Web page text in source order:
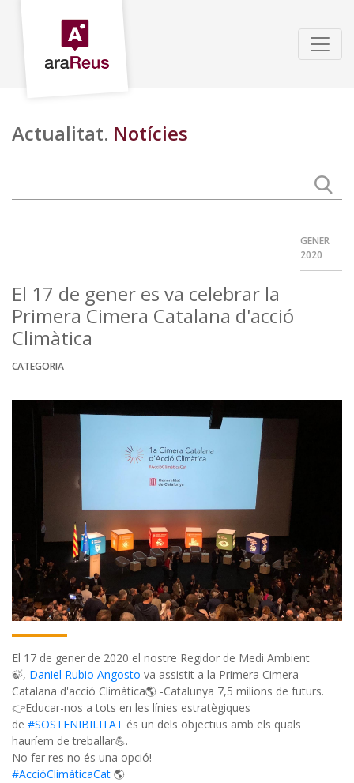
Actualitat. Notícies
GENER
2020
El 17 de gener es va celebrar la
Primera Cimera Catalana d'acció
Climàtica
CATEGORIA
El 17 de gener de 2020 el nostre Regidor de Medi Ambient
🍃, Daniel Rubio Angosto va assistit a la Primera Cimera
Catalana d'acció Climàtica🌎 -Catalunya 7,5 milions de futurs.
👉Educar-nos a tots en les línies estratègiques
de #SOSTENIBILITAT és un dels objectius amb els quals
hauríem de treballar💪.
No fer res no és una opció!
#AccióClimàticaCat 🌎